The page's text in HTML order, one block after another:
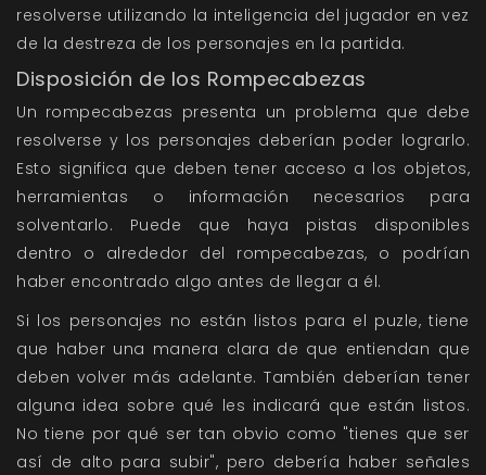
resolverse utilizando la inteligencia del jugador en vez
de la destreza de los personajes en la partida.
Disposición de los Rompecabezas
Un rompecabezas presenta un problema que debe
resolverse y los personajes deberían poder lograrlo.
Esto significa que deben tener acceso a los objetos,
herramientas o información necesarios para
solventarlo. Puede que haya pistas disponibles
dentro o alrededor del rompecabezas, o podrían
haber encontrado algo antes de llegar a él.
Si los personajes no están listos para el puzle, tiene
que haber una manera clara de que entiendan que
deben volver más adelante. También deberían tener
alguna idea sobre qué les indicará que están listos.
No tiene por qué ser tan obvio como "tienes que ser
así de alto para subir", pero debería haber señales